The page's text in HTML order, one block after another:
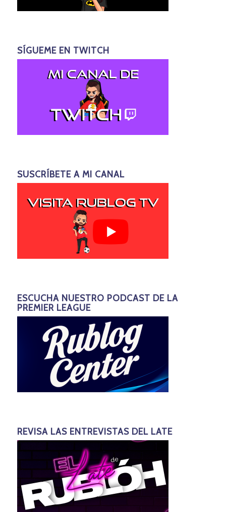
SÍGUEME EN TWITCH
SUSCRÍBETE A MI CANAL
ESCUCHA NUESTRO PODCAST DE LA
PREMIER LEAGUE
REVISA LAS ENTREVISTAS DEL LATE